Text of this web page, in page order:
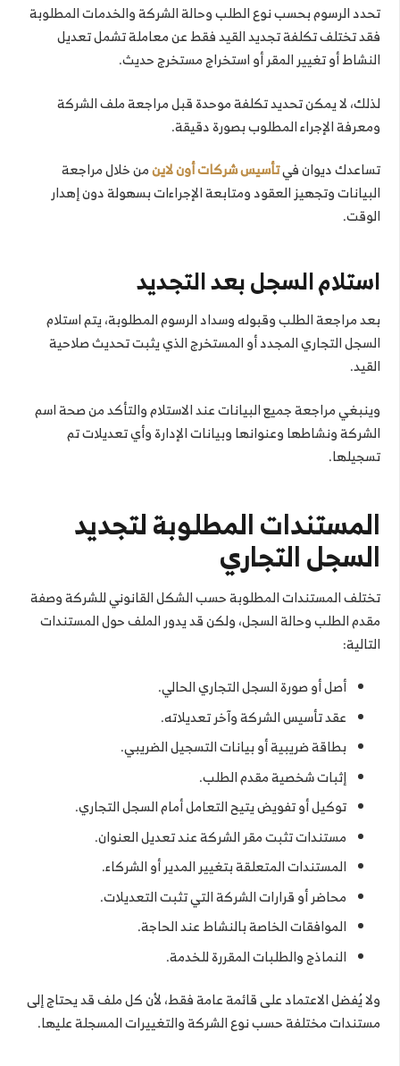
تحدد الرسوم بحسب نوع الطلب وحالة الشركة والخدمات المطلوبة
فقد تختلف تكلفة تجديد القيد فقط عن معاملة تشمل تعديل
النشاط أو تغيير المقر أو استخراج مستخرج حديث.
لذلك، لا يمكن تحديد تكلفة موحدة قبل مراجعة ملف الشركة
ومعرفة الإجراء المطلوب بصورة دقيقة.
تساعدك ديوان فيتأسيس شركات أون لاينمن خلال مراجعة
البيانات وتجهيز العقود ومتابعة الإجراءات بسهولة دون إهدار
الوقت.
استلام السجل بعد التجديد
بعد مراجعة الطلب وقبوله وسداد الرسوم المطلوبة، يتم استلام
السجل التجاري المجدد أو المستخرج الذي يثبت تحديث صلاحية
القيد.
وينبغي مراجعة جميع البيانات عند الاستلام والتأكد من صحة اسم
الشركة ونشاطها وعنوانها وبيانات الإدارة وأي تعديلات تم
تسجيلها.
المستندات المطلوبة لتجديد
السجل التجاري
تختلف المستندات المطلوبة حسب الشكل القانوني للشركة وصفة
مقدم الطلب وحالة السجل، ولكن قد يدور الملف حول المستندات
التالية:
أصل أو صورة السجل التجاري الحالي.
عقد تأسيس الشركة وآخر تعديلاته.
بطاقة ضريبية أو بيانات التسجيل الضريبي.
إثبات شخصية مقدم الطلب.
توكيل أو تفويض يتيح التعامل أمام السجل التجاري.
مستندات تثبت مقر الشركة عند تعديل العنوان.
المستندات المتعلقة بتغيير المدير أو الشركاء.
محاضر أو قرارات الشركة التي تثبت التعديلات.
الموافقات الخاصة بالنشاط عند الحاجة.
النماذج والطلبات المقررة للخدمة.
ولا يُفضل الاعتماد على قائمة عامة فقط، لأن كل ملف قد يحتاج إلى
مستندات مختلفة حسب نوع الشركة والتغييرات المسجلة عليها.